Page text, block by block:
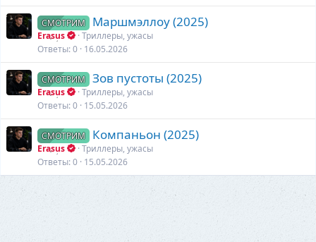
СМОТРИМ Маршмэллоу (2025)
Erasus
Триллеры, ужасы
Ответы 0 16.05.2026
СМОТРИМ Зов пустоты (2025)
Erasus
Триллеры, ужасы
Ответы 0 15.05.2026
СМОТРИМ Компаньон (2025)
Erasus
Триллеры, ужасы
Ответы 0 15.05.2026